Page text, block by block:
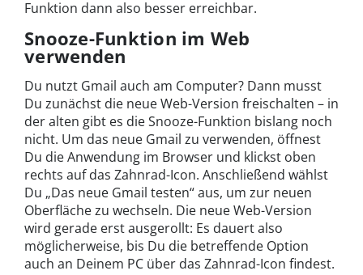
Funktion dann also besser erreichbar.
Snooze-Funktion im Web
verwenden
Du nutzt Gmail auch am Computer? Dann musst
Du zunächst die neue Web-Version freischalten – in
der alten gibt es die Snooze-Funktion bislang noch
nicht. Um das neue Gmail zu verwenden, öffnest
Du die Anwendung im Browser und klickst oben
rechts auf das Zahnrad-Icon. Anschließend wählst
Du „Das neue Gmail testen“ aus, um zur neuen
Oberfläche zu wechseln. Die neue Web-Version
wird gerade erst ausgerollt: Es dauert also
möglicherweise, bis Du die betreffende Option
auch an Deinem PC über das Zahnrad-Icon findest.